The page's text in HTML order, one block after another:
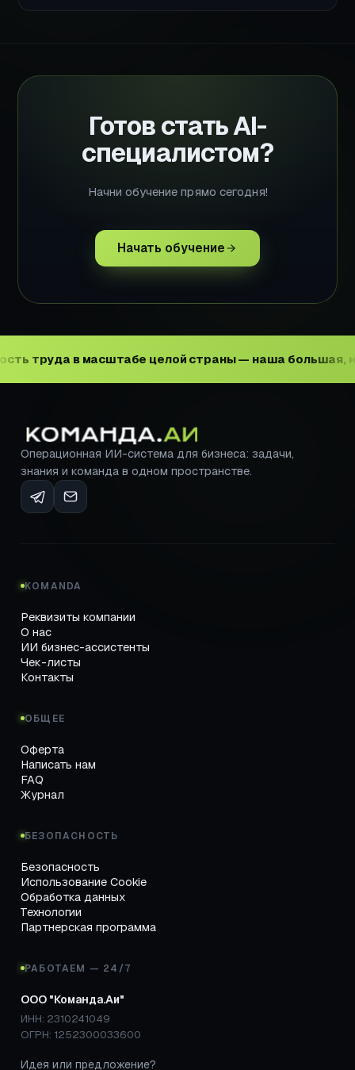
Готов стать AI-
специалистом?
Начни обучение прямо сегодня!
Начать обучение
в масштабе целой страны — наша большая, но
Операционная ИИ-система для бизнеса: задачи,
знания и команда в одном пространстве.
KOMANDA
Реквизиты компании
О нас
ИИ бизнес-ассистенты
Чек-листы
Контакты
ОБЩЕЕ
Оферта
Написать нам
FAQ
Журнал
БЕЗОПАСНОСТЬ
Безопасность
Использование Cookie
Обработка данных
Технологии
Партнерская программа
РАБОТАЕМ — 24/7
ООО "Команда.Аи"
ИНН: 2310241049
ОГРН: 1252300033600
Идея или предложение?